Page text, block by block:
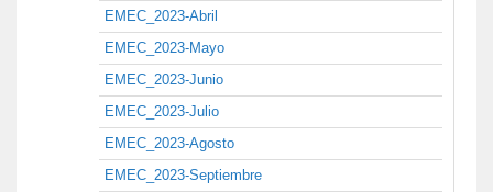
EMEC_2023-Abril
EMEC_2023-Mayo
EMEC_2023-Junio
EMEC_2023-Julio
EMEC_2023-Agosto
EMEC_2023-Septiembre